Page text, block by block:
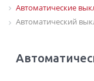
Автоматические
Автоматический